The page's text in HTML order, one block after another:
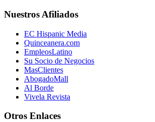
Nuestros Afiliados
EC Hispanic Media
Quinceanera.com
EmpleosLatino
Su Socio de Negocios
MasClientes
AbogadoMall
Al Borde
Vivela Revista
Otros Enlaces